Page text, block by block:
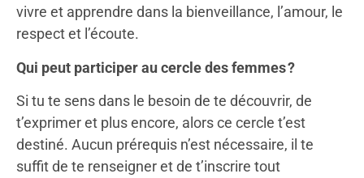
vivre et apprendre dans la bienveillance, l’amour, le
respect et l’écoute.
Qui peut participer au cercle des femmes ?
Si tu te sens dans le besoin de te découvrir, de
t’exprimer et plus encore, alors ce cercle t’est
destiné. Aucun prérequis n’est nécessaire, il te
suffit de te renseigner et de t’inscrire tout